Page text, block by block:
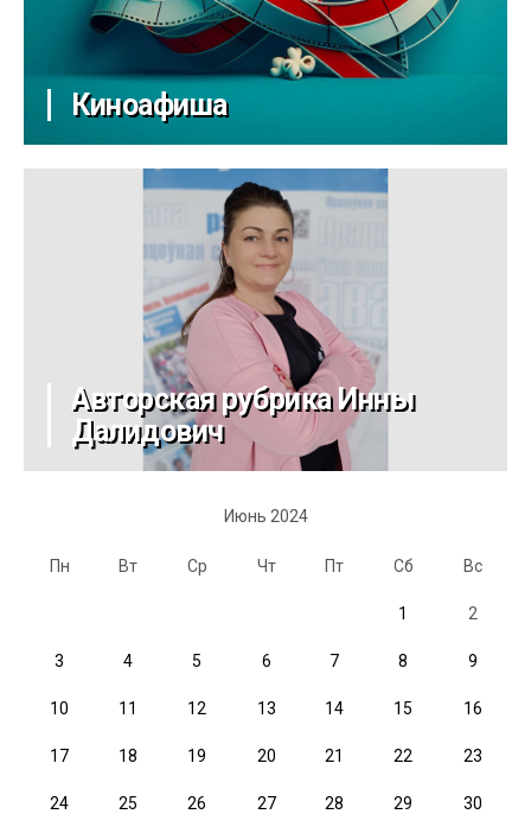
Киноафиша
Авторская рубрика Инны
Далидович
Июнь 2024
Пн Вт Ср Чт Пт Сб Вс
1 2
3 4 5 6 7 8 9
10 11 12 13 14 15 16
17 18 19 20 21 22 23
24 25 26 27 28 29
30